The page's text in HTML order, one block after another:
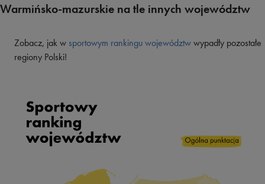
Warmińsko-mazurskie na tle innych województw
Zobacz, jak w sportowym rankingu województwwypadły pozostałe
regiony Polski!